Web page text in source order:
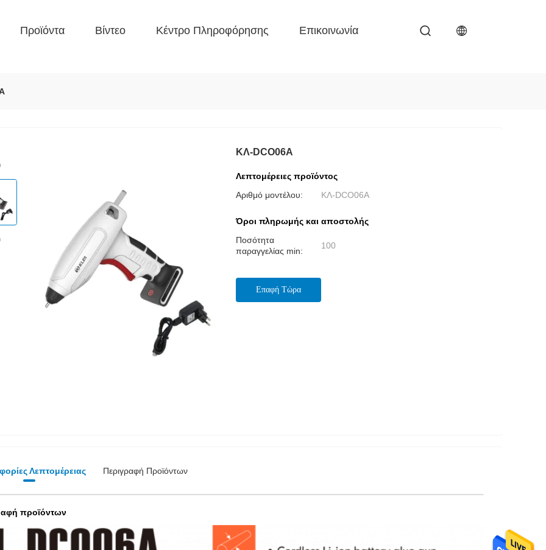
Προϊόντα Βίντεο Κέντρο Πληροφόρησης Επικοινωνία
ΚΛ-DCO06A
Λεπτομέρειες προϊόντος
Αριθμό μοντέλου:
ΚΛ-DCO06A
Όροι πληρωμής και αποστολής
Ποσότητα
παραγγελίας min:
100
Επαφή Τώρα
Λεπτομέρειας Περιγραφή Προϊόντων
προϊόντων